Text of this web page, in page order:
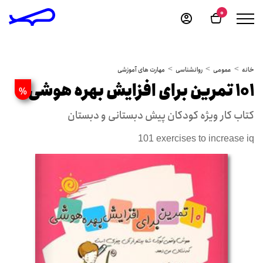
0
خانه عمومی روانشناسی مهارت های آموزشی
% 101 تمرین برای افزایش بهره هوشی
کتاب کار ویژه کودکان پیش دبستانی و دبستان
101 exercises to increase iq